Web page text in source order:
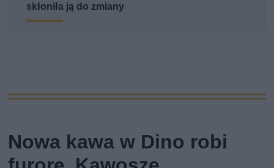
skłoniła ją do zmiany
Nowa kawa w Dino robi